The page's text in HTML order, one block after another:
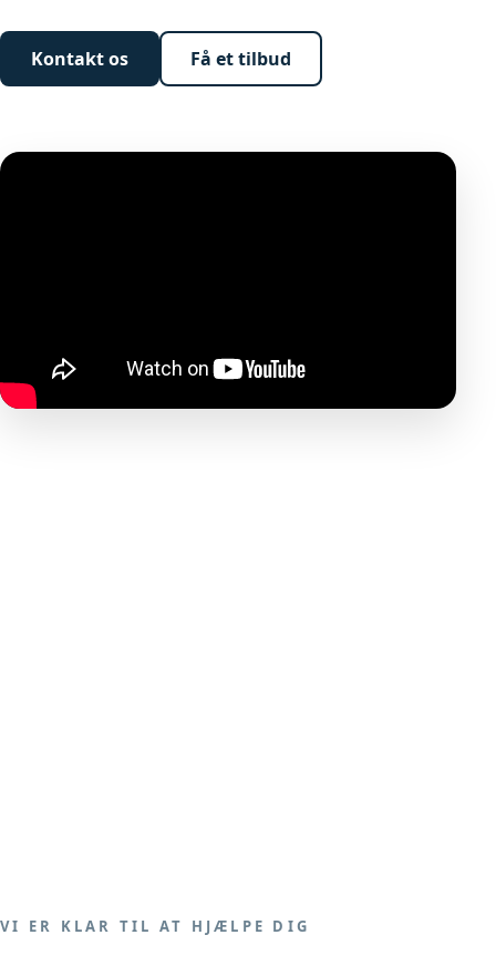
Kontakt os Få et tilbud
VI ER KLAR TIL AT HJÆLPE DIG